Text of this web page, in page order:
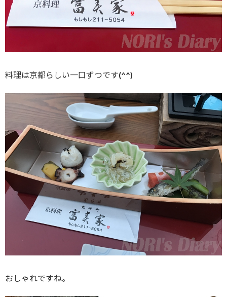
料理は京都らしい一口ずつです(^^)
おしゃれですね。